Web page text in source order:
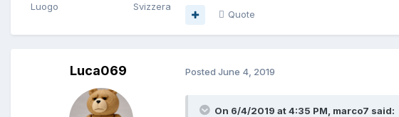
Luogo
Svizzera
Quote
Luca069 Posted June 4, 2019
On 6/4/2019 at 4:35 PM, marco7 said: